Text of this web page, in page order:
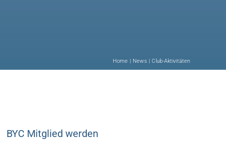
Home News Club-Aktivitäten
BYC Mitglied werden